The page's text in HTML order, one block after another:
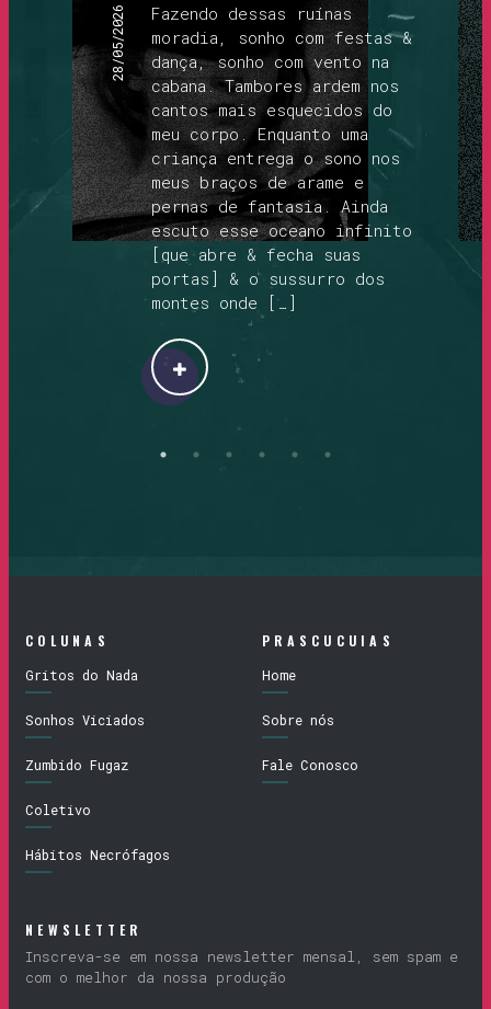
28/05/2026
Fazendo dessas ruínas
moradia, sonho com festas &
dança, sonho com vento na
cabana. Tambores ardem nos
cantos mais esquecidos do
meu corpo. Enquanto uma
criança entrega o sono nos
meus braços de arame e
pernas de fantasia. Ainda
escuto esse oceano infinito
[que abre & fecha suas
portas] & o sussurro dos
montes onde […]
COLUNAS
Gritos do Nada
Sonhos Viciados
Zumbido Fugaz
Coletivo
Hábitos Necrófagos
PRASCUCUIAS
Home
Sobre nós
Fale Conosco
NEWSLETTER
Inscreva-se em nossa newsletter mensal, sem spam e
com o melhor da nossa produção